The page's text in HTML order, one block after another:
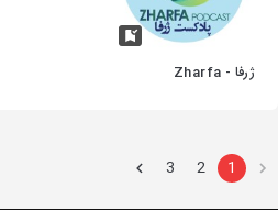
ژرفا - Zharfa
1
2
3